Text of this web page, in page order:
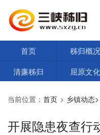
首页 秭归概况
清廉秭归
屈原文化
当前位置： 首页 > 乡镇动态>
开展隐患夜查行